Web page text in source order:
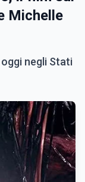
Michelle
negli Stati